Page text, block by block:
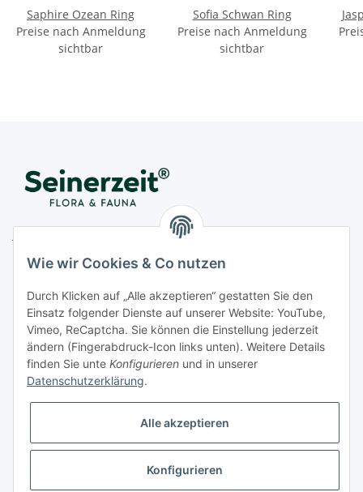
Saphire Ozean Ring
Preise nach Anmeldung
sichtbar
Sofia Schwan Ring
Preise nach Anmeldung
sichtbar
D - 10711 Berlin
Telefon+49 (0)30 364 123 80
Fax+49 (0)30 364 123 82
Mo-Fr von 11:00 - 17:00 Uhr
E-Mailoffice@seinerzeit-berlin.de
Gesetzliche Informationen
Wie wir Cookies & Co nutzen
Durch Klicken auf „Alle akzeptieren“ gestatten Sie den
Einsatz folgender Dienste auf unserer Website: YouTube,
Vimeo, ReCaptcha. Sie können die Einstellung jederzeit
ändern (Fingerabdruck-Icon links unten). Weitere Details
finden Sie unte Konfigurieren und in unserer
Datenschutzerklärung.
Alle akzeptieren
Konfigurieren